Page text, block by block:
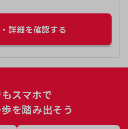
詳細を確認する
スマホで
を踏み出そう